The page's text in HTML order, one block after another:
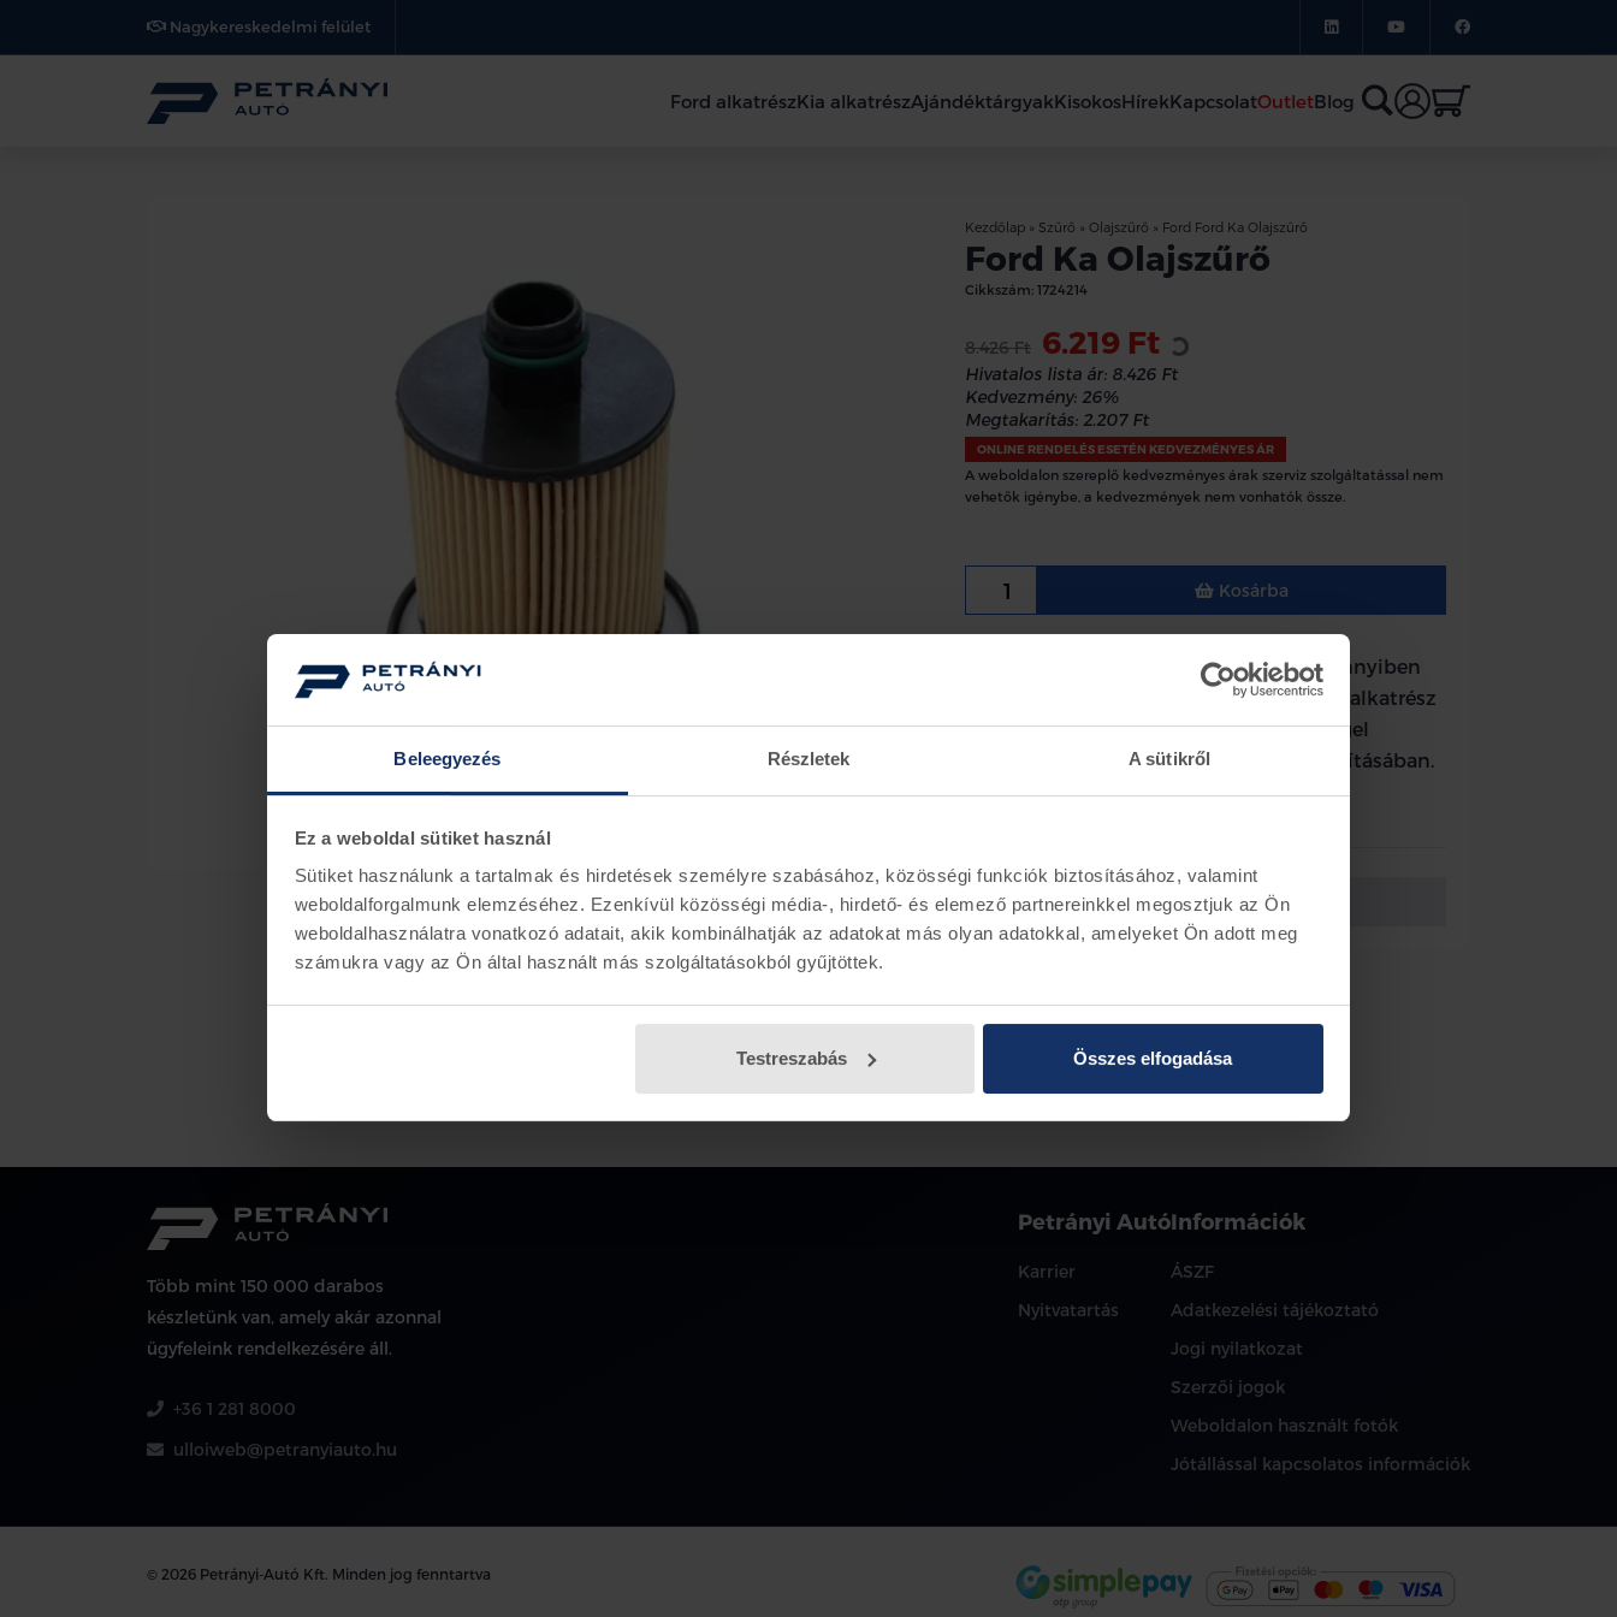
Beleegyezés Részletek A sütikről
Ez a weboldal sütiket használ
Sütiket használunk a tartalmak és hirdetések személyre szabásához, közösségi funkciók biztosításához, valamint
weboldalforgalmunk elemzéséhez. Ezenkívül közösségi média-, hirdető- és elemező partnereinkkel megosztjuk az Ön
weboldalhasználatra vonatkozó adatait, akik kombinálhatják az adatokat más olyan adatokkal, amelyeket Ön adott meg
számukra vagy az Ön által használt más szolgáltatásokból gyűjtöttek.
Testreszabás Összes elfogadása
Nagykereskedelmi felület
Ford alkatrészKia alkatrészAjándéktárgyakKisokosHírekKapcsolatOutletBlog
Kezdőlap » Szűrő » Olajszűrő » Ford Ford Ka Olajszűrő
Ford Ka Olajszűrő
Cikkszám: 1724214
8.426 Ft 6.219 Ft Loading...
Hivatalos lista ár: 8.426 Ft
Kedvezmény: 26%
Megtakarítás: 2.207 Ft
ONLINE RENDELÉS ESETÉN KEDVEZMÉNYES ÁR
A weboldalon szereplő kedvezményes árak szerviz szolgáltatással nem
vehetők igénybe, a kedvezmények nem vonhatók össze.
Kosárba
2010.11.02-tól gyártott típusokhoz. Amennyiben
kérdése lenne és elküldi alvázszámát az alkatrész
érdeklődés űrlapon, kollégánik készséggel
segítenek az alkatrész pontos beazonosításában.
Vissza az előző oldalra
Több mint 150 000 darabos
készletünk van, amely akár azonnal
ügyfeleink rendelkezésére áll.
+36 1 281 8000
ulloiweb@petranyiauto.hu
Petrányi Autó
Karrier
Nyitvatartás
Információk
ÁSZF
Adatkezelési tájékoztató
Jogi nyilatkozat
Szerzői jogok
Weboldalon használt fotók
Jótállással kapcsolatos információk
© 2026 Petrányi-Autó Kft. Minden jog fenntartva